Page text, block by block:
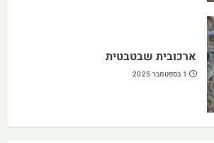
ארכובית שבטבטית
1 בספטמבר 2025